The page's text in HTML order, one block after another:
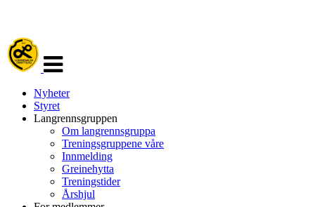
navigasjon
Nyheter
Styret
Langrennsgruppen
Om langrennsgruppa
Treningsgruppene våre
Innmelding
Greinehytta
Treningstider
Årshjul